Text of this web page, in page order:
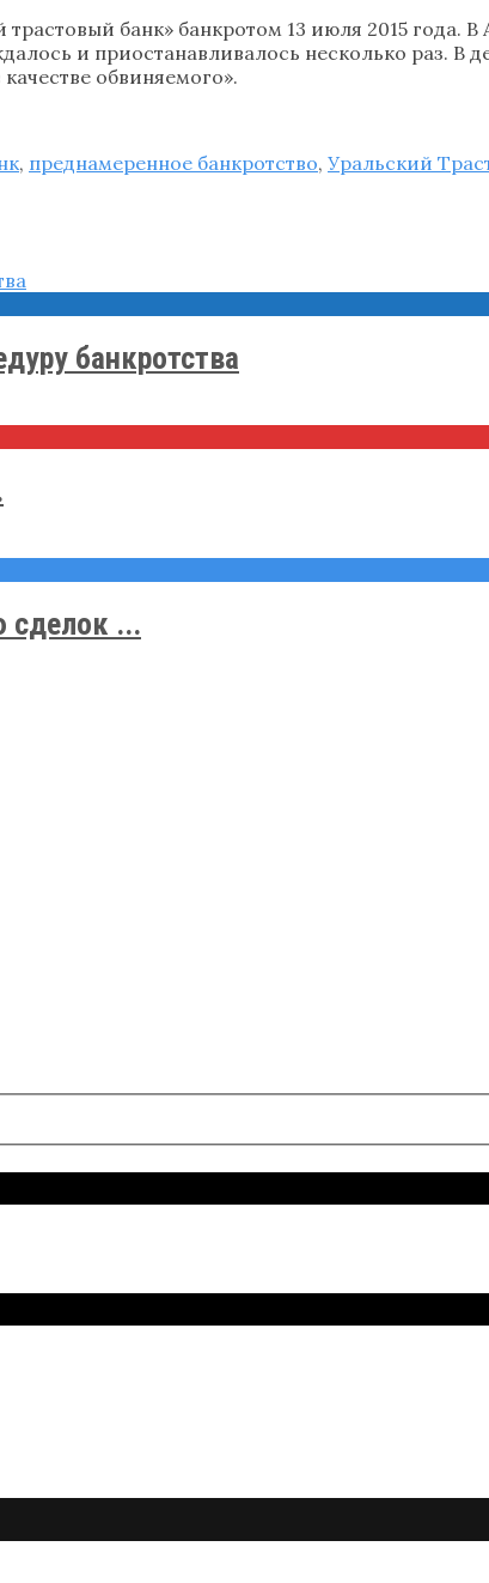
банк» банкротом 13 июля 2015 года.
и приостанавливалось несколько раз. В
обвиняемого».
, преднамеренное банкротство, Уральский
банкротства
сделок ...